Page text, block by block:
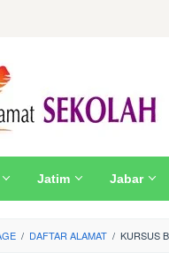
Jatim Jabar
/ DAFTAR ALAMAT / KURSUS